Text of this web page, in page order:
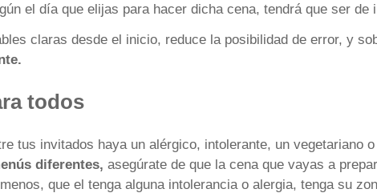
el día que elijas para hacer dicha cena, tendrá que ser
claras desde el inicio, reduce la posibilidad de error, y
todos
tus invitados haya un alérgico, intolerante, un vegetariano
diferentes, asegúrate de que la cena que vayas a
que el tenga alguna intolerancia o alergia, tenga su